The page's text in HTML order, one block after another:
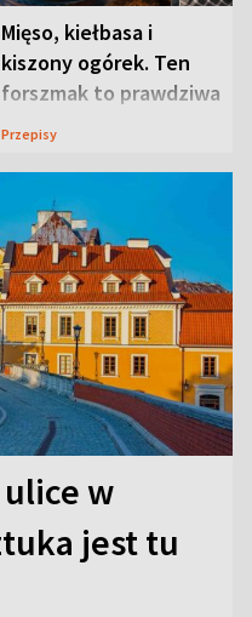
Mięso, kiełbasa i
kiszony ogórek. Ten
forszmak to prawdziwa
uczta
Przepisy
w
jest tu